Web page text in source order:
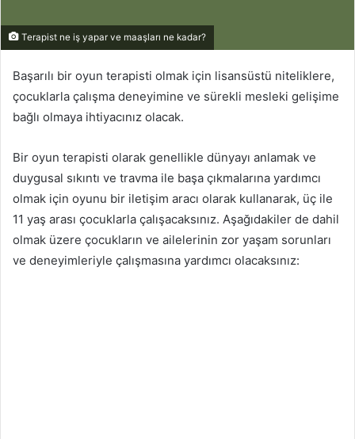
Terapist ne iş yapar ve maaşları ne kadar?
Başarılı bir oyun terapisti olmak için lisansüstü niteliklere,
çocuklarla çalışma deneyimine ve sürekli mesleki gelişime
bağlı olmaya ihtiyacınız olacak.
Bir oyun terapisti olarak genellikle dünyayı anlamak ve
duygusal sıkıntı ve travma ile başa çıkmalarına yardımcı
olmak için oyunu bir iletişim aracı olarak kullanarak, üç ile
11 yaş arası çocuklarla çalışacaksınız. Aşağıdakiler de dahil
olmak üzere çocukların ve ailelerinin zor yaşam sorunları
ve deneyimleriyle çalışmasına yardımcı olacaksınız: